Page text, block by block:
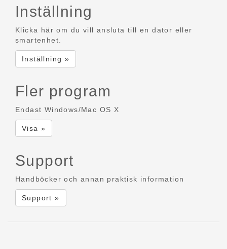
Inställning
Klicka här om du vill ansluta till en dator eller
smartenhet.
Inställning »
Fler program
Endast Windows/Mac OS X
Visa »
Support
Handböcker och annan praktisk information
Support »